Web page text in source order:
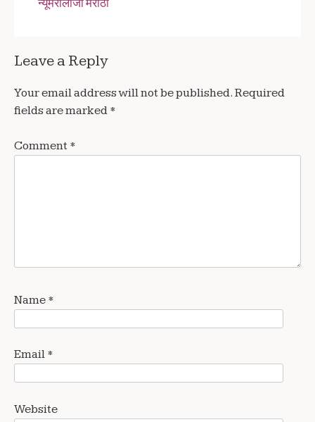
न्यूमरॉलॉजी मराठी
Leave a Reply
Your email address will not be published. Required
fields are marked *
Comment *
Name *
Email *
Website